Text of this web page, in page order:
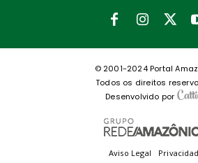
© 2001-2024 Portal
Todos os direitos
Desenvolvido por
Aviso Legal